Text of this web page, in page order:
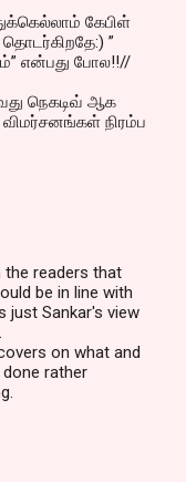
கேபிள்
”
என்பது போல!!//
நெகடிவ் ஆக
நிரம்ப
the readers that
be in line with
just Sankar's view
on what and
rather